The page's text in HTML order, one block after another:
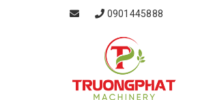
0901445888